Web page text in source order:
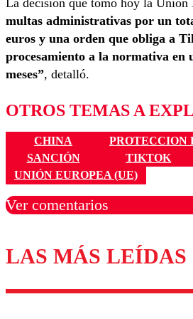
La decisión que tomó hoy la Unión
multas administrativas por un
euros y una orden que obliga a
procesamiento a la normativa en
meses”, detalló.
OTROS TEMAS A
CHINA
PROTECCION
SANCIÓN
TIKTOK
UNIÓN EUROPEA (UE)
Ver comentarios
Los comentarios son moderados
diálogo
Nombre
LAS MÁS LEÍDAS